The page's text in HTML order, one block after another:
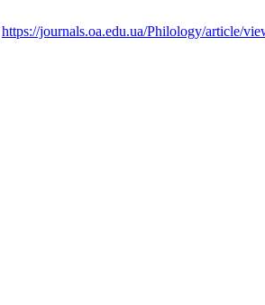
https://journals.oa.edu.ua/Philology/article/